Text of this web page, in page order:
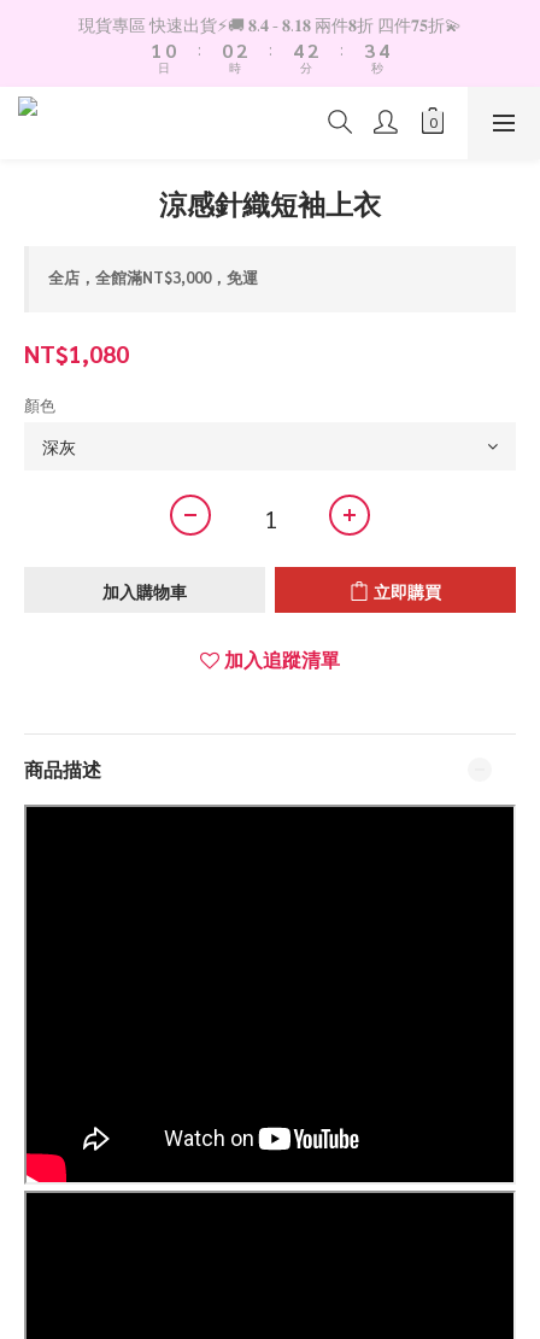
現貨專區 快速出貨⚡️🚚 𝟖.𝟒 - 𝟖.𝟏𝟖 兩件𝟖折 四件𝟕𝟓折💫
2
1
0
1
0
日
:
1
0
3
2
1
時
:
5
4
3
3
2
1
分
:
4
3
2
0
5
4
3
1
秒
涼感針織短袖上衣
全店，全館滿NT$3,000，免運
NT$1,080
顏色
加入購物車 立即購買
加入追蹤清單
商品描述